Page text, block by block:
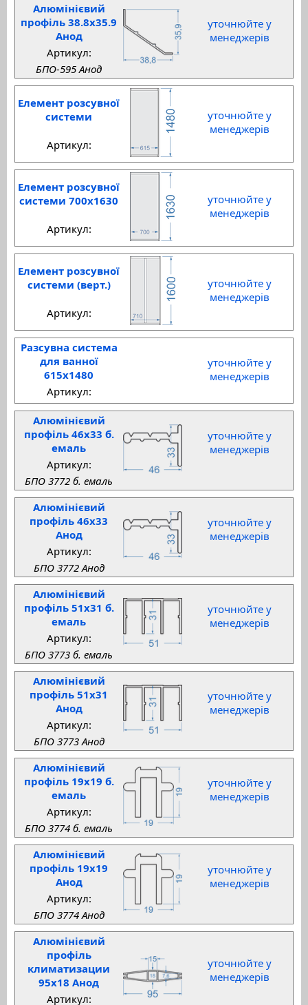
Алюмінієвий
профіль 38.8x35.9
Анод
уточнюйте у
менеджерів
Артикул:
БПО-595 Анод
Елемент розсувної
системи
уточнюйте у
менеджерів
Артикул:
Елемент розсувної
системи 700x1630
уточнюйте у
менеджерів
Артикул:
Елемент розсувної
системи (верт.)
уточнюйте у
менеджерів
Артикул:
Разсувна система
для ванної
615x1480
уточнюйте у
менеджерів
Артикул:
Алюмінієвий
профіль 46x33 б.
емаль
уточнюйте у
менеджерів
Артикул:
БПО 3772 б. емаль
Алюмінієвий
профіль 46x33
Анод
уточнюйте у
менеджерів
Артикул:
БПО 3772 Анод
Алюмінієвий
профіль 51x31 б.
емаль
уточнюйте у
менеджерів
Артикул:
БПО 3773 б. емаль
Алюмінієвий
профіль 51x31
Анод
уточнюйте у
менеджерів
Артикул:
БПО 3773 Анод
Алюмінієвий
профіль 19x19 б.
емаль
уточнюйте у
менеджерів
Артикул:
БПО 3774 б. емаль
Алюмінієвий
профіль 19x19
Анод
уточнюйте у
менеджерів
Артикул:
БПО 3774 Анод
Алюмінієвий
профіль
климатизации
95x18 Анод
уточнюйте у
менеджерів
Артикул: